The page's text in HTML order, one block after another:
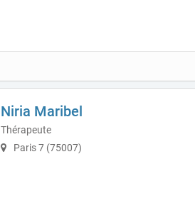
Niria Maribel
Thérapeute
Paris 7 (75007)